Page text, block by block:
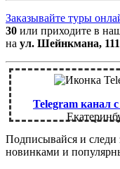
Заказывайте туры
30 или приходите в
на ул. Шейнкмана,
Telegram канал
Подписывайся и
новинками и